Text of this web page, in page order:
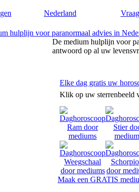
Nederland
De medium hulplijn voor
antwoord op al uw
Elke dag gratis uw
Klik op uw sterrenbeeld
Maak een GRATIS